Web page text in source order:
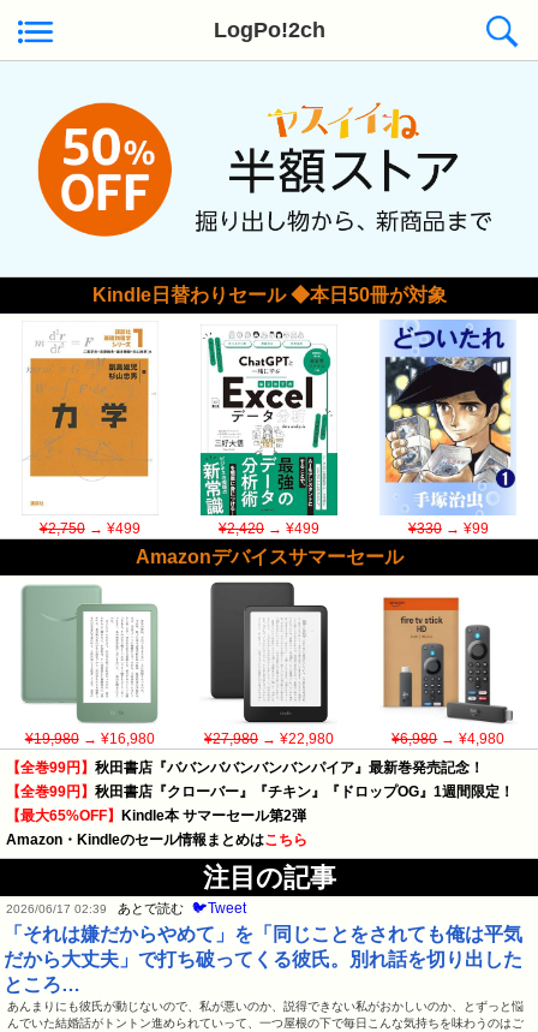
LogPo!2ch
Kindle日替わりセール ◆本日50冊が対象
¥2,750→ ¥499 ¥2,420→ ¥499 ¥330→ ¥99
Amazonデバイスサマーセール
¥19,980→ ¥16,980 ¥27,980→ ¥22,980 ¥6,980→ ¥4,980
【全巻99円】 秋田書店『ババンババンバンバンパイア』最新巻発売記念！
【全巻99円】 秋田書店『クローバー』『チキン』『ドロップOG』1週間限定！
【最大65%OFF】
Kindle本 サマーセール第2弾
Amazon・Kindleのセール情報まとめはこちら
注目の記事
2026/06/17 02:39 あとで読む 🐦Tweet
「それは嫌だからやめて」を「同じことをされても俺は平気
だから大丈夫」で打ち破ってくる彼氏。別れ話を切り出した
ところ…
あんまりにも彼氏が動じないので、私が悪いのか、説得できない私がおかしいのか、とずっと悩
んでいた結婚話がトントン進められていって、一つ屋根の下で毎日こんな気持ちを味わうのはご